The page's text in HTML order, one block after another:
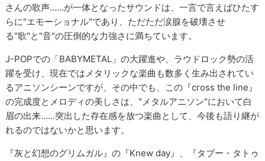
さんの歌声……が一体となったサウンドは、一言で言えばひたす
らに"エモーショナル"であり、ただただ涙腺を破壊させ
る"歌"と"音"の圧倒的な力強さに満ちています。
J-POPでの「BABYMETAL」の大躍進や、ラウドロック勢の活
躍を受け、現在ではメタリックな楽曲も数多く生み出されてい
るアニソンシーンですが、その中でも、この『cross the line』
の完成度とメロディの美しさは、"メタルアニソン"において白
眉の出来……突出した存在感を放つ楽曲として、今後も語り継が
れるのではないかと思います。
『灰と幻想のグリムガル』の『Knew day』、『タブー・タトゥ